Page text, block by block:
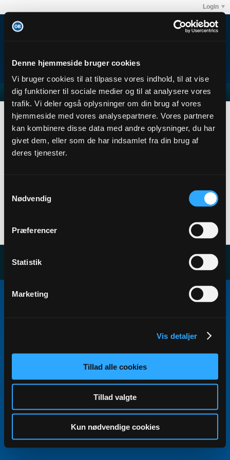
Denne hjemmeside bruger cookies
Vi bruger cookies til at tilpasse vores indhold, til at vise
dig funktioner til sociale medier og til at analysere vores
trafik. Vi deler også oplysninger om din brug af vores
hjemmeside med vores analysepartnere. Vores partnere
kan kombinere disse data med andre oplysninger, du har
givet dem, eller som de har indsamlet fra din brug af
deres tjenester.
Nødvendig
Præferencer
Statistik
Marketing
Vis detaljer
Tillad alle cookies
Tillad valgte
Kun nødvendige cookies
Login
Club OB's debatforum
Bedste og dårligste græsplæne
Copyright ©2000 - 2026, Jelsoft Enterprises Ltd.
All times are GMT+1. This page was generated at 15:15.